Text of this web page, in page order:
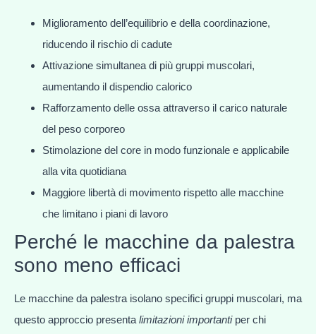
Miglioramento dell’equilibrio e della coordinazione,
riducendo il rischio di cadute
Attivazione simultanea di più gruppi muscolari,
aumentando il dispendio calorico
Rafforzamento delle ossa attraverso il carico naturale
del peso corporeo
Stimolazione del core in modo funzionale e applicabile
alla vita quotidiana
Maggiore libertà di movimento rispetto alle macchine
che limitano i piani di lavoro
Perché le macchine da palestra
sono meno efficaci
Le macchine da palestra isolano specifici gruppi muscolari, ma
questo approccio presentalimitazioni importantiper chi